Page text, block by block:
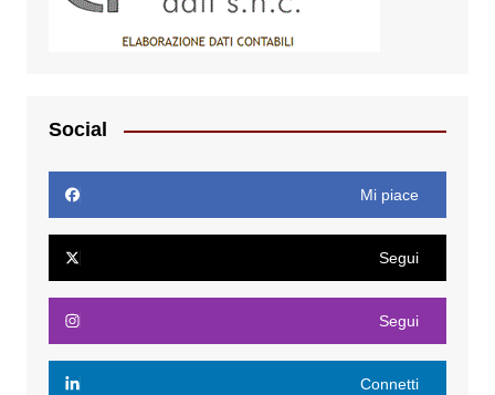
Social
Mi piace
Segui
Segui
Connetti